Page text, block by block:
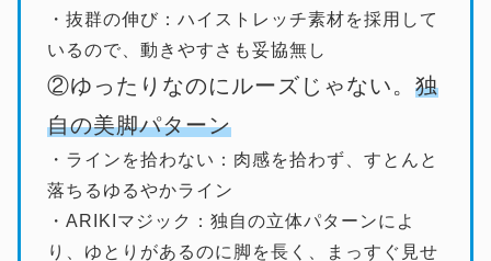
・抜群の伸び：ハイストレッチ素材を採用して
いるので、動きやすさも妥協無し
②ゆったりなのにルーズじゃない。 独
自の美脚パターン
・ラインを拾わない：肉感を拾わず、すとんと
落ちるゆるやかライン
・ARIKIマジック：独自の立体パターンによ
り、ゆとりがあるのに脚を長く、まっすぐ見せ